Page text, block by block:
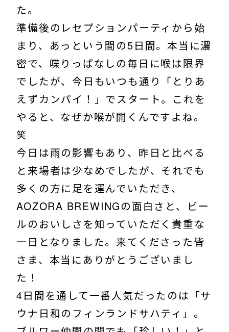
た。
準備後のレセプションパーティから始
まり、あっという間の5日間。本当に濃
密で、喋りっぱなしの毎日に喉は限界
でしたが、今日もいつも通り「とりあ
えずカンパイ！」でスタート。これを
やると、なぜか喉が開くんですよね。
笑
今日は雨の影響もあり、昨日と比べる
と来場者は少なめでしたが、それでも
多くの方に足を運んでいただき、
AOZORA BREWINGの面白さと、ビー
ルのおいしさを知っていただく貴重な
一日となりました。来てくださった皆
さま、本当にありがとうございまし
た！
4日間を通して一番人気だったのは「サ
ウナ日和のフィンランドサハティ」。